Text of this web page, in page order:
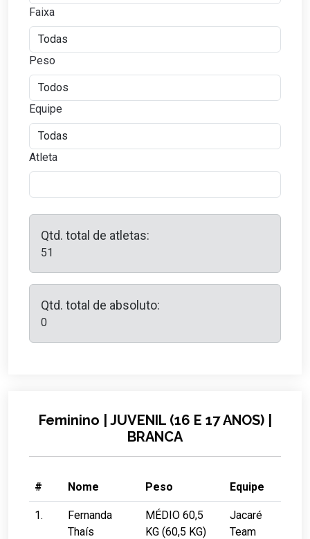
Faixa
Peso
Equipe
Atleta
Qtd. total de atletas:
51
Qtd. total de absoluto:
0
Feminino | JUVENIL (16 E 17 ANOS) |
BRANCA
# Nome Peso Equipe
1.
Fernanda
Thaís
MÉDIO 60,5
KG (60,5 KG)
Jacaré
Team